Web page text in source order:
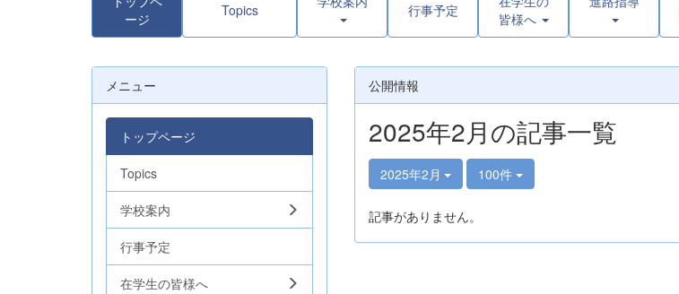
ージ
Topics 行事予定
皆様へ
公開情報
2025年2月の記事一覧
2025年2月 100件
記事がありません。
メニュー
トップページ
Topics
学校案内
行事予定
在学生の皆様へ